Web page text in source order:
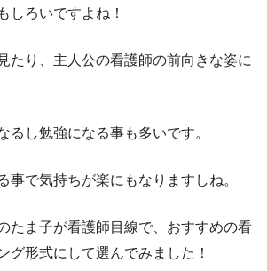
しろいですよね！
たり、主人公の看護師の前向きな姿に
るし勉強になる事も多いです。
事で気持ちが楽にもなりますしね。
たま子が看護師目線で、おすすめの看
グ形式にして選んでみました！